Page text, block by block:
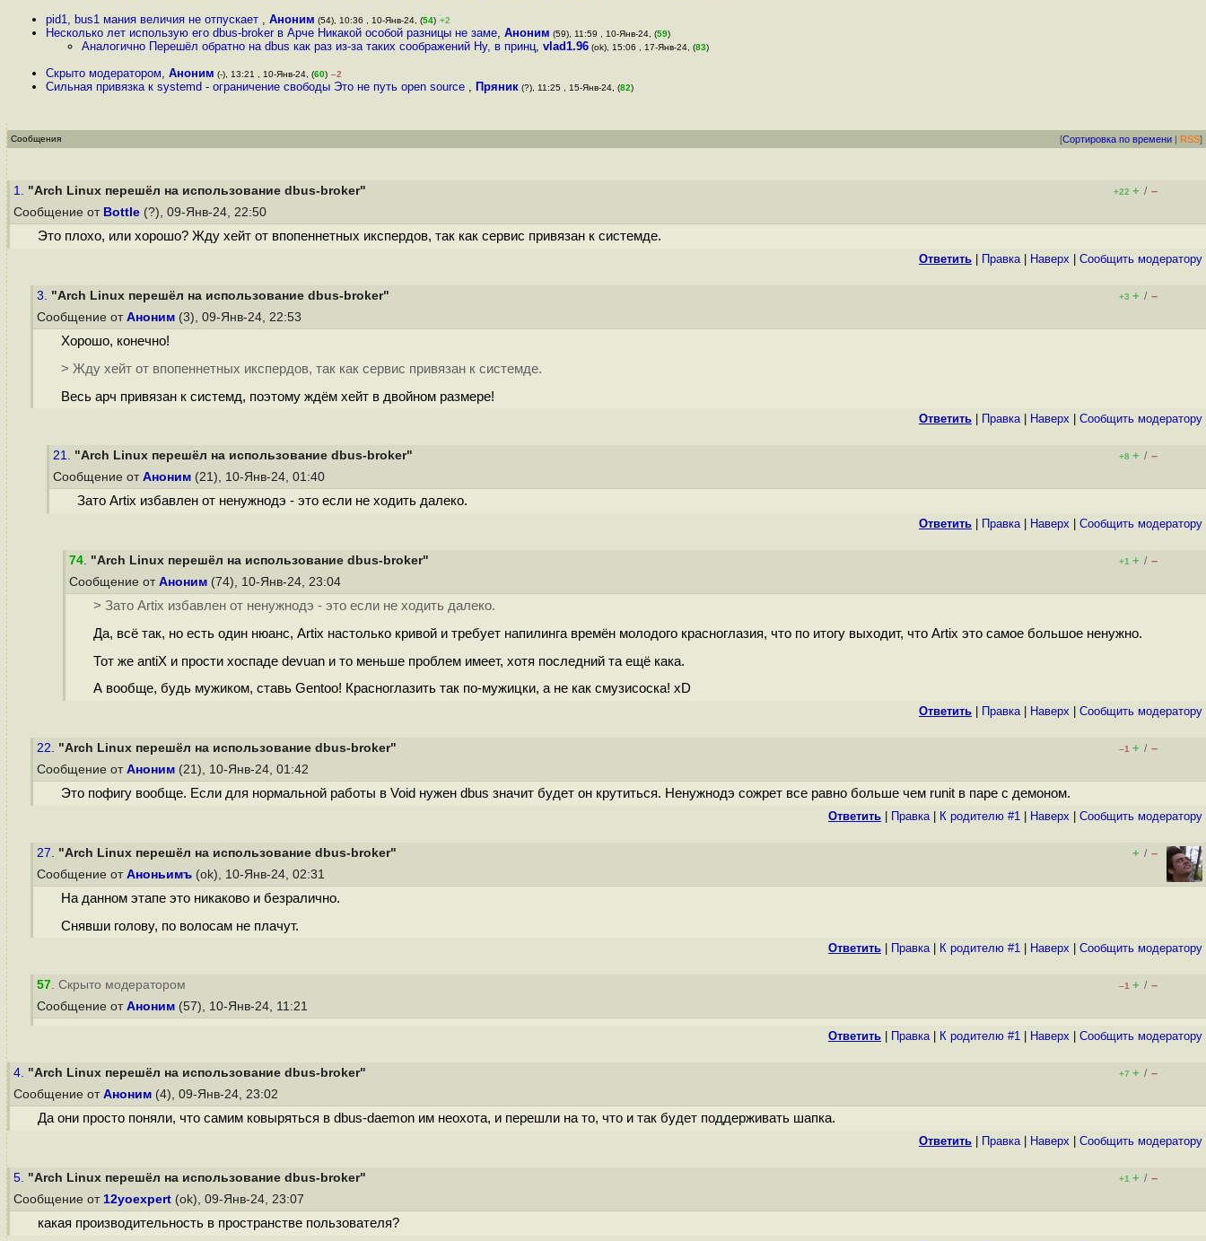
pid1, bus1 мания величия не отпускает , Аноним (54), 10:36 , 10-Янв-24, (54) +2
Несколько лет использую его dbus-broker в Арче Никакой особой разницы не заме, Аноним (59), 11:59 , 10-Янв-24, (59)
Аналогично Перешёл обратно на dbus как раз из-за таких соображений Ну, в принц, vlad1.96 (ok), 15:06 , 17-Янв-24, (83)
Скрыто модератором, Аноним (-), 13:21 , 10-Янв-24, (60) –2
Сильная привязка к systemd - ограничение свободы Это не путь open source , Пряник (?), 11:25 , 15-Янв-24, (82)
Сообщения [Сортировка по времени | RSS]
1. "Arch Linux перешёл на использование dbus-broker" +22 + / –
Сообщение от Bottle (?), 09-Янв-24, 22:50
Это плохо, или хорошо? Жду хейт от впопеннетных икспердов, так как сервис привязан к системде.
Ответить Правка| Наверх Cообщить модератору
3. "Arch Linux перешёл на использование dbus-broker" +3 + / –
Сообщение от Аноним (3), 09-Янв-24, 22:53
Хорошо, конечно!
> Жду хейт от впопеннетных икспердов, так как сервис привязан к системде.
Весь арч привязан к системд, поэтому ждём хейт в двойном размере!
Ответить Правка| Наверх Cообщить модератору
21. "Arch Linux перешёл на использование dbus-broker" +8 + / –
Сообщение от Аноним (21), 10-Янв-24, 01:40
Зато Artix избавлен от ненужнодэ - это если не ходить далеко.
Ответить Правка| Наверх Cообщить модератору
74. "Arch Linux перешёл на использование dbus-broker" +1 + / –
Сообщение от Аноним (74), 10-Янв-24, 23:04
> Зато Artix избавлен от ненужнодэ - это если не ходить далеко.
Да, всё так, но есть один нюанс, Artix настолько кривой и требует напилинга времён молодого кpacнoглaзия, что по итогу выходит, что Artix это самое большое ненужно.
Тот же antiX и прости хоспаде devuan и то меньше проблем имеет, хотя последний та ещё кака.
А вообще, будь мужиком, ставь Gentoo! Кpacнoглaзить так по-мужицки, а не как смузисоска! xD
Ответить Правка| Наверх Cообщить модератору
22. "Arch Linux перешёл на использование dbus-broker" –1 + / –
Сообщение от Аноним (21), 10-Янв-24, 01:42
Это пофигу вообще. Если для нормальной работы в Void нужен dbus значит будет он крутиться. Ненужнодэ сожрет все равно больше чем runit в паре с демоном.
Ответить Правка| К родителю #1 Наверх Cообщить модератору
27. "Arch Linux перешёл на использование dbus-broker" + / –
Сообщение от Аноньимъ (ok), 10-Янв-24, 02:31
На данном этапе это никаково и безралично.
Снявши голову, по волосам не плачут.
Ответить Правка| К родителю #1 Наверх Cообщить модератору
57. Скрыто модератором –1 + / –
Сообщение от Аноним (57), 10-Янв-24, 11:21
Ответить Правка| К родителю #1 Наверх Cообщить модератору
4. "Arch Linux перешёл на использование dbus-broker" +7 + / –
Сообщение от Аноним (4), 09-Янв-24, 23:02
Да они просто поняли, что самим ковыряться в dbus-daemon им неохота, и перешли на то, что и так будет поддерживать шапка.
Ответить Правка| Наверх Cообщить модератору
5. "Arch Linux перешёл на использование dbus-broker" +1 + / –
Сообщение от 12yoexpert (ok), 09-Янв-24, 23:07
какая производительность в пространстве пользователя?